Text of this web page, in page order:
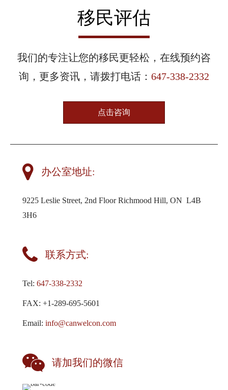
移民评估
我们的专注让您的移民更轻松，在线预约咨
询，更多资讯，请拨打电话： 647-338-2332
点击咨询
办公室地址:
9225 Leslie Street, 2nd Floor Richmood Hill, ON L4B
3H6
联系方式:
Tel: 647-338-2332
FAX: +1-289-695-5601
Email: info@canwelcon.com
请加我们的微信